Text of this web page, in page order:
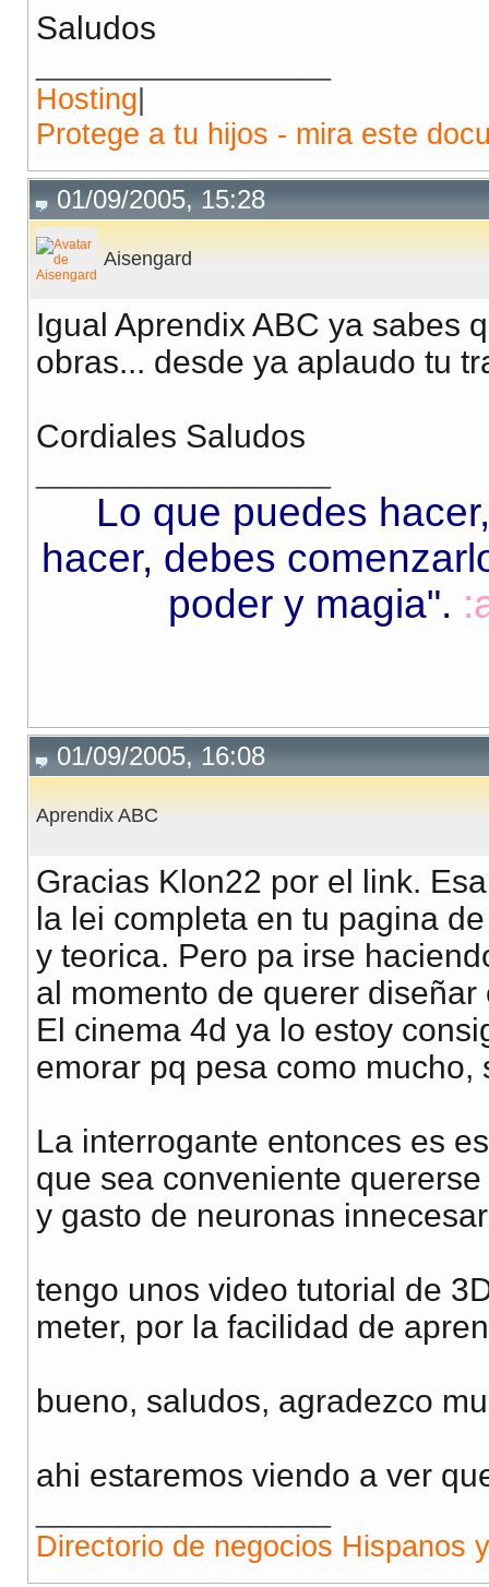
Saludos
Hosting|
Protege a tu hijos - mira este
01/09/2005, 15:28
Aisengard
Igual Aprendix ABC ya sabes
obras... desde ya aplaudo tu
Cordiales Saludos
Lo que puedes
hacer, debes
poder y magia".
01/09/2005, 16:08
Aprendix ABC
Gracias Klon22 por el link.
la lei completa en tu pagina
y teorica. Pero pa irse
al momento de querer diseñar
El cinema 4d ya lo estoy
emorar pq pesa como mucho,
La interrogante entonces es
que sea conveniente
y gasto de neuronas
tengo unos video tutorial de
meter, por la facilidad de
bueno, saludos, agradezco
ahi estaremos viendo a ver
Directorio de negocios Hispanos